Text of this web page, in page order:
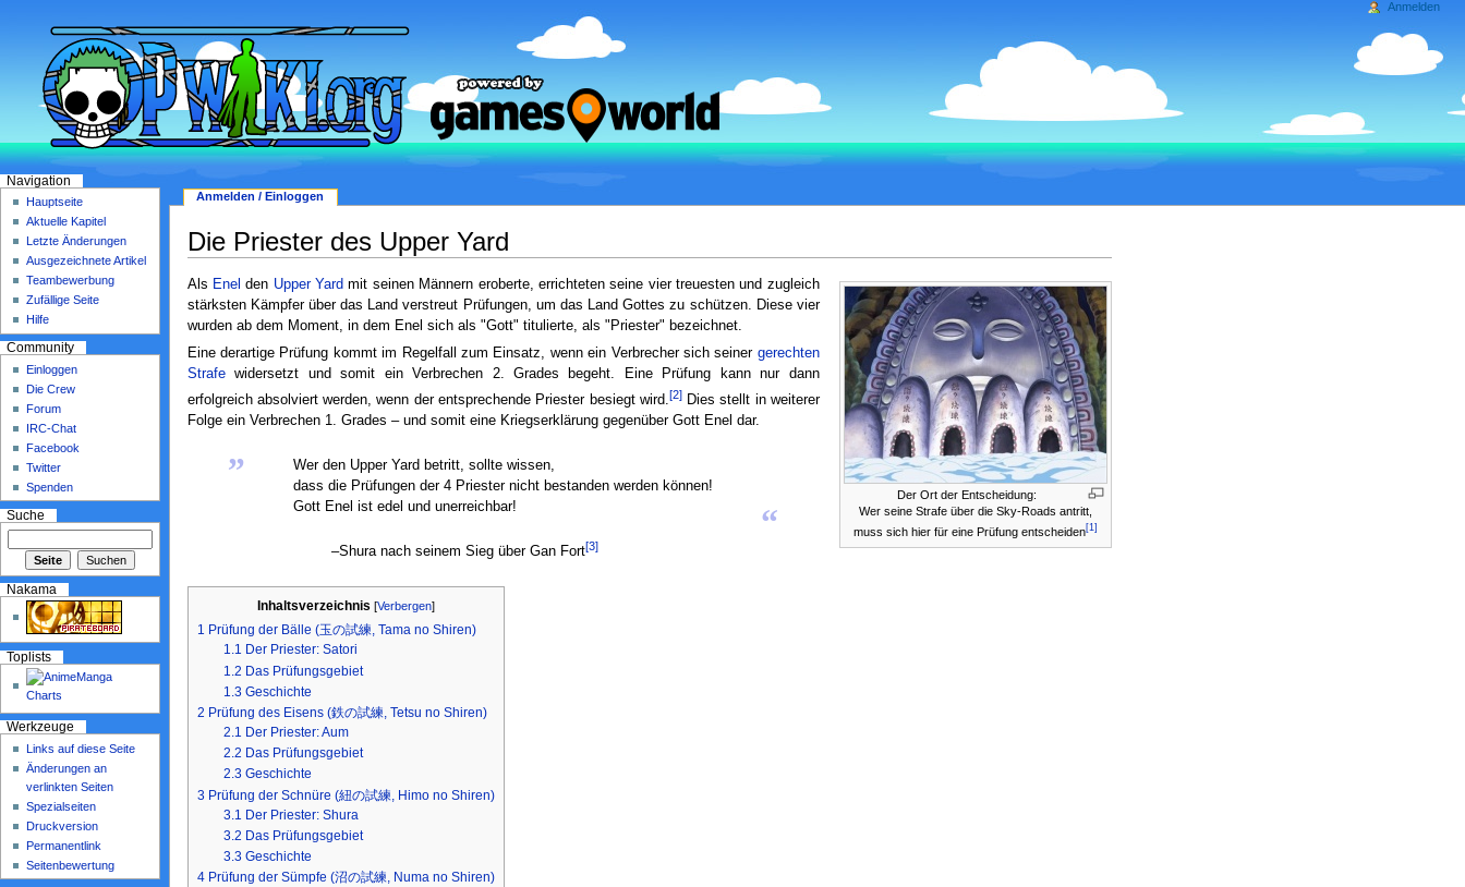
Die Priester des Upper Yard
Der Ort der Entscheidung:
Wer seine Strafe über die Sky-Roads antritt,
muss sich hier für eine Prüfung entscheiden[1]
Als Enel den Upper Yard mit seinen Männern eroberte, errichteten seine vier treuesten und zugleich
stärksten Kämpfer über das Land verstreut Prüfungen, um das Land Gottes zu schützen. Diese vier
wurden ab dem Moment, in dem Enel sich als "Gott" titulierte, als "Priester" bezeichnet.
Eine derartige Prüfung kommt im Regelfall zum Einsatz, wenn ein Verbrecher sich seiner gerechten
Strafewidersetzt und somit ein Verbrechen 2. Grades begeht. Eine Prüfung kann nur dann
erfolgreich absolviert werden, wenn der entsprechende Priester besiegt wird.[2]Dies stellt in weiterer
Folge ein Verbrechen 1. Grades – und somit eine Kriegserklärung gegenüber Gott Enel dar.
„
Wer den Upper Yard betritt, sollte wissen,
dass die Prüfungen der 4 Priester nicht bestanden werden können!
Gott Enel ist edel und unerreichbar!
“
–Shura nach seinem Sieg über Gan Fort[3]
Inhaltsverzeichnis [Verbergen]
1 Prüfung der Bälle (玉の試練, Tama no Shiren)
1.1 Der Priester: Satori
1.2 Das Prüfungsgebiet
1.3 Geschichte
2 Prüfung des Eisens (鉄の試練, Tetsu no Shiren)
2.1 Der Priester: Aum
2.2 Das Prüfungsgebiet
2.3 Geschichte
3 Prüfung der Schnüre (紐の試練, Himo no Shiren)
3.1 Der Priester: Shura
3.2 Das Prüfungsgebiet
3.3 Geschichte
4 Prüfung der Sümpfe (沼の試練, Numa no Shiren)
Anmelden / Einloggen
Anmelden
Navigation
Hauptseite
Aktuelle Kapitel
Letzte Änderungen
Ausgezeichnete Artikel
Teambewerbung
Zufällige Seite
Hilfe
Community
Einloggen
Die Crew
Forum
IRC-Chat
Facebook
Twitter
Spenden
Suche
Nakama
Toplists
Werkzeuge
Links auf diese Seite
Änderungen an
verlinkten Seiten
Spezialseiten
Druckversion
Permanentlink
Seitenbewertung